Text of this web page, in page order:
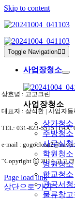
Skip to content
Toggle Navigation
사업장청소
사업장청소
상가청소
주방청소
사무실청
학원청소
병원청소
학교청소
관공서청
물류창고
상호명 : 고고크린
대표자 : 장석환 | 사업자
TEL: 031-823-5515 | FAX:
e-mail :
“Copyright ⓒ 2014 고고크
Page load link
상단으로 가기